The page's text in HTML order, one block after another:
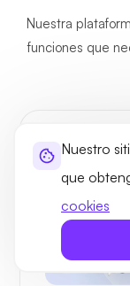
Nuestro
que
cookies
Nuestra
funciones que